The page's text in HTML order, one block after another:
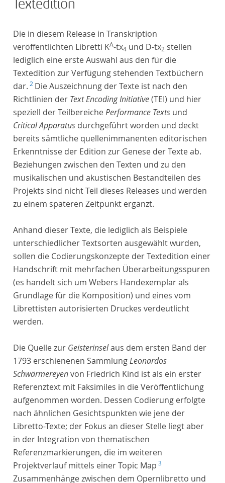
Textedition
Die in diesem Release in Transkription
veröffentlichten Libretti KA-tx4 und D-tx2 stellen
lediglich eine erste Auswahl aus den für die
Textedition zur Verfügung stehenden Textbüchern
dar. 2 Die Auszeichnung der Texte ist nach den
Richtlinien der Text Encoding Initiative(TEI) und hier
speziell der TeilbereichePerformance Texts und
Critical Apparatus durchgeführt worden und deckt
bereits sämtliche quellenimmanenten editorischen
Erkenntnisse der Edition zur Genese der Texte ab.
Beziehungen zwischen den Texten und zu den
musikalischen und akustischen Bestandteilen des
Projekts sind nicht Teil dieses Releases und werden
zu einem späteren Zeitpunkt ergänzt.
Anhand dieser Texte, die lediglich als Beispiele
unterschiedlicher Textsorten ausgewählt wurden,
sollen die Codierungskonzepte der Textedition einer
Handschrift mit mehrfachen Überarbeitungsspuren
(es handelt sich um Webers Handexemplar als
Grundlage für die Komposition) und eines vom
Librettisten autorisierten Druckes verdeutlicht
werden.
Die Quelle zur Geisterinselaus dem ersten Band der
1793 erschienenen SammlungLeonardos
Schwärmereyenvon Friedrich Kind ist als ein erster
Referenztext mit Faksimiles in die Veröffentlichung
aufgenommen worden. Dessen Codierung erfolgte
nach ähnlichen Gesichtspunkten wie jene der
Libretto-Texte; der Fokus an dieser Stelle liegt aber
in der Integration von thematischen
Referenzmarkierungen, die im weiteren
Projektverlauf mittels einer Topic Map 3
Zusammenhänge zwischen dem Opernlibretto und